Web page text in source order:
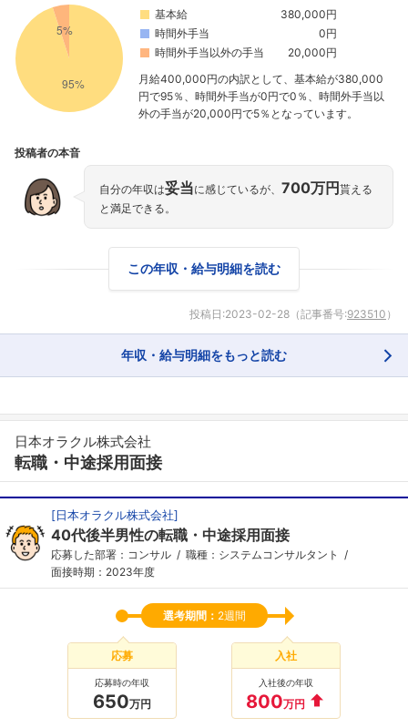
フォローしました
こちらの企業もフォローしませんか？
基本給
380,000円
時間外手当
0円
時間外手当以外の手当
20,000円
月給400,000円の内訳として、基本給が380,000
円で95％、時間外手当が0円で0％、時間外手当以
外の手当が20,000円で5％となっています。
投稿者の本音
自分の年収は妥当に感じているが、 700万円 貰える
と満足できる。
この年収・給与明細を読む
投稿日:2023-02-28 （記事番号:923510 ）
年収・給与明細をもっと読む
日本オラクル株式会社
転職・中途採用面接
[日本オラクル株式会社]
40代後半男性の転職・中途採用面接
応募した部署：コンサル
職種：システムコンサルタント
面接時期：2023年度
選考期間： 2週間
応募
応募時の年収
650万円
入社
入社後の年収
800万円